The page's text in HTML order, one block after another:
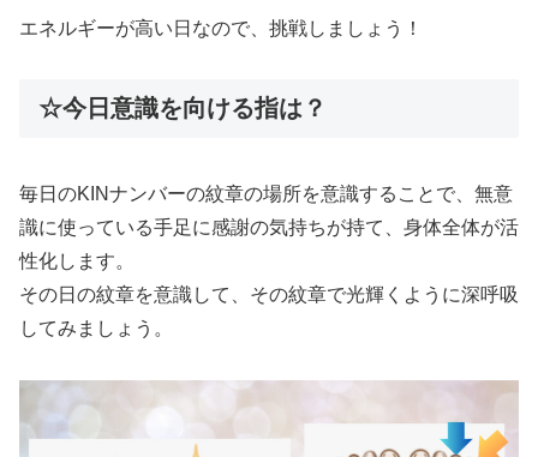
エネルギーが高い日なので、挑戦しましょう！
☆今日意識を向ける指は？
毎日のKINナンバーの紋章の場所を意識することで、無意
識に使っている手足に感謝の気持ちが持て、身体全体が活
性化します。
その日の紋章を意識して、その紋章で光輝くように深呼吸
してみましょう。